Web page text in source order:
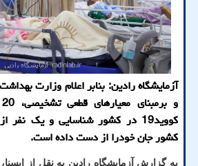
آزمایشگاه رادین: بنابر اعلام وزارت
کشور جان خودرا از دست داده است.
به گزارش آزمایشگاه رادین به نقل از ایسنا،